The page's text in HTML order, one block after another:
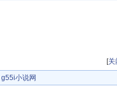
[关
g55i小说网